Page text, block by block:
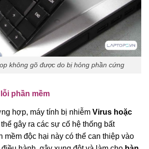
không gõ được do bị hỏng phần cứng
phần mềm
hợp, máy tính bị nhiễm Virus hoặc
gây ra các sự cố hệ thống bất
mềm độc hại này có thể can thiệp vào